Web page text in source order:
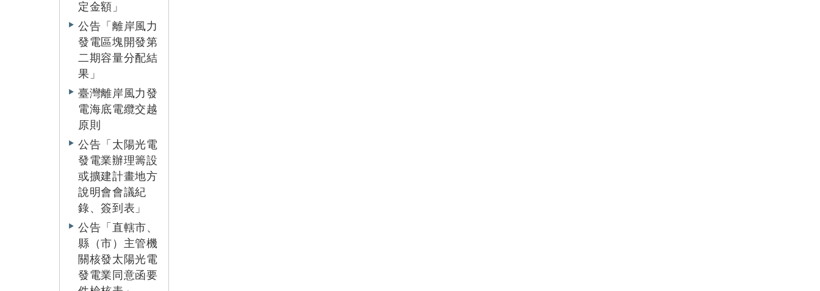
定金額」
公告「離岸風力
發電區塊開發第
二期容量分配結
果」
臺灣離岸風力發
電海底電纜交越
原則
公告「太陽光電
發電業辦理籌設
或擴建計畫地方
說明會會議紀
錄、簽到表」
公告「直轄市、
縣（市）主管機
關核發太陽光電
發電業同意函要